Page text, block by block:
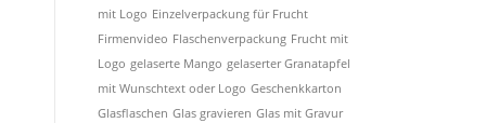
mit Logo Einzelverpackung für Frucht
Firmenvideo Flaschenverpackung Frucht mit
Logo gelaserte Mango gelaserter Granatapfel
mit Wunschtext oder Logo Geschenkkarton
Glasflaschen Glas gravieren Glas mit Gravur